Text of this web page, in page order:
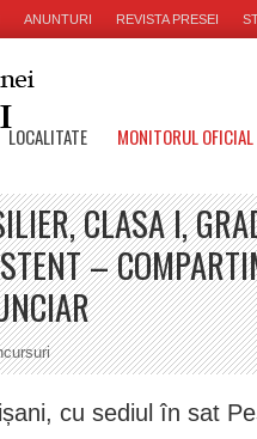
ANUNTURI REVISTA PRESEI
LOCALITATE MONITORUL
CLASA I,
–
cu sediul în sat